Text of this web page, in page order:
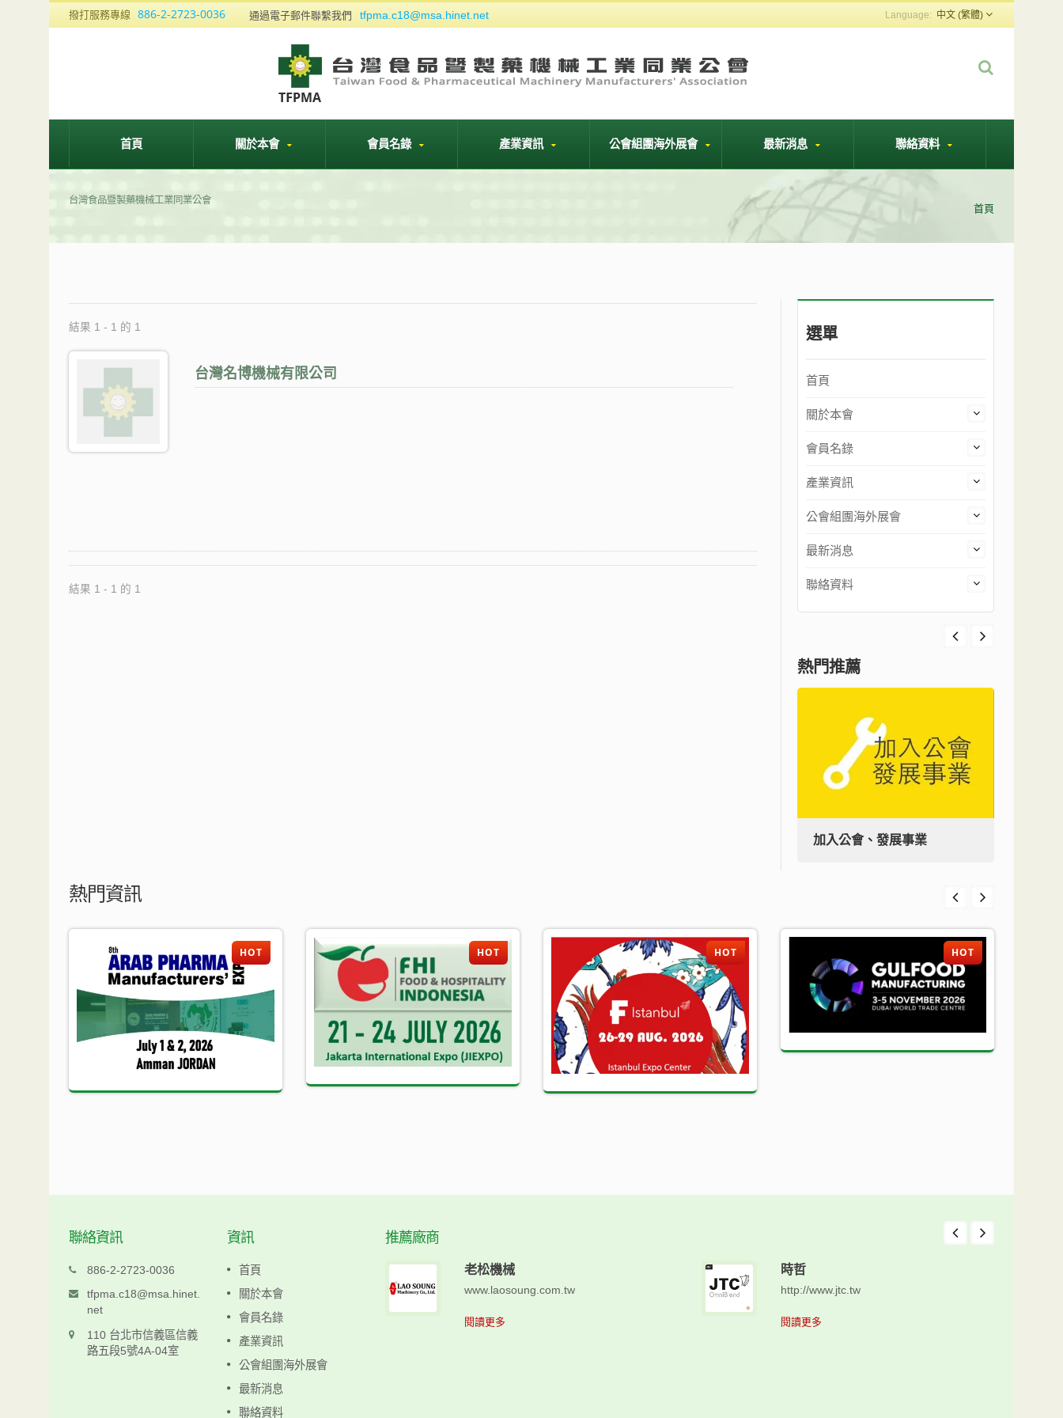
撥打服務專線 886-2-2723-0036 通過電子郵件聯繫我們 tfpma.c18@msa.hinet.net 中文 (繁體)
首頁 關於本會 會員名錄 產業資訊 公會組團海外展會 最新消息 聯絡資料
台灣食品暨製藥機械工業同業公會
首頁
結果 1 - 1 的 1
台灣名博機械有限公司
結果 1 - 1 的 1
選單
首頁
關於本會
會員名錄
產業資訊
公會組團海外展會
最新消息
聯絡資料
熱門推薦
加入公會、發展事業
熱門資訊
HOT HOT HOT HOT
聯絡資訊
886-2-2723-0036
tfpma.c18@msa.hinet.
net
110 台北市信義區信義
路五段5號4A-04室
資訊
首頁
關於本會
會員名錄
產業資訊
公會組團海外展會
最新消息
聯絡資料
推薦廠商
科仁
www.keljen.com.tw
老松機械
www.laosoung.com.tw
閱讀更多
時哲
http://www.jtc.tw
閱讀更多